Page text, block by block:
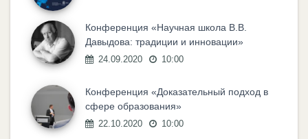
Конференция «Научная школа В.В.
Давыдова: традиции и инновации»
24.09.2020 10:00
Конференция «Доказательный подход в
сфере образования»
22.10.2020 10:00